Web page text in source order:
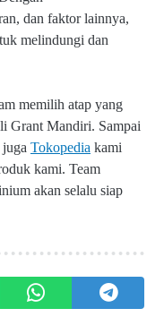
dan faktor lainnya,
melindungi dan
memilih atap yang
Grant Mandiri. Sampai
Tokopedia kami
kami. Team
akan selalu siap